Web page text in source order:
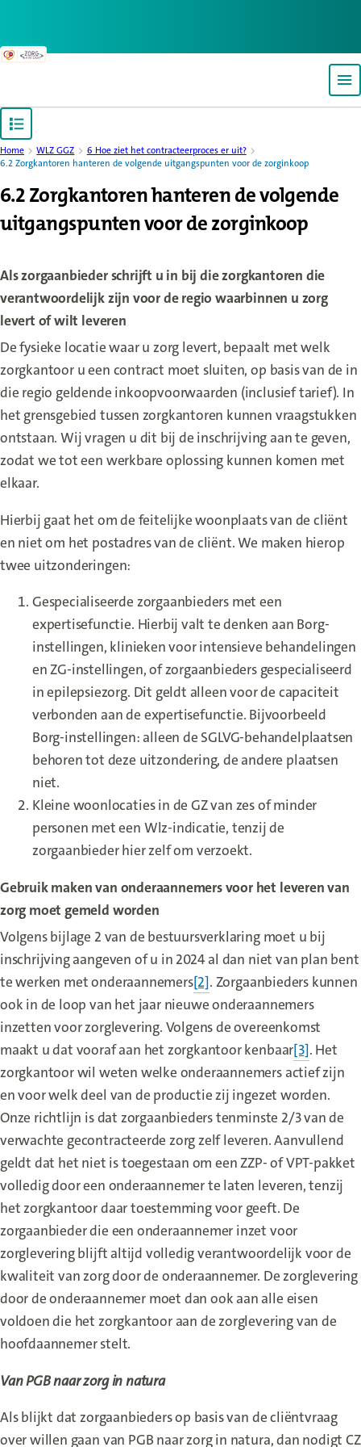
Home WLZ GGZ
6 Hoe ziet het contracteerproces er uit?
6.2 Zorgkantoren hanteren de volgende uitgangspunten voor de zorginkoop
6.2 Zorgkantoren hanteren de volgende
uitgangspunten voor de zorginkoop
Als zorgaanbieder schrijft u in bij die zorgkantoren die
verantwoordelijk zijn voor de regio waarbinnen u zorg
levert of wilt leveren
De fysieke locatie waar u zorg levert, bepaalt met welk
zorgkantoor u een contract moet sluiten, op basis van de in
die regio geldende inkoopvoorwaarden (inclusief tarief). In
het grensgebied tussen zorgkantoren kunnen vraagstukken
ontstaan. Wij vragen u dit bij de inschrijving aan te geven,
zodat we tot een werkbare oplossing kunnen komen met
elkaar.
Hierbij gaat het om de feitelijke woonplaats van de cliënt
en niet om het postadres van de cliënt. We maken hierop
twee uitzonderingen:
Gespecialiseerde zorgaanbieders met een
expertisefunctie. Hierbij valt te denken aan Borg-
instellingen, klinieken voor intensieve behandelingen
en ZG-instellingen, of zorgaanbieders gespecialiseerd
in epilepsiezorg. Dit geldt alleen voor de capaciteit
verbonden aan de expertisefunctie. Bijvoorbeeld
Borg-instellingen: alleen de SGLVG-behandelplaatsen
behoren tot deze uitzondering, de andere plaatsen
niet.
Kleine woonlocaties in de GZ van zes of minder
personen met een Wlz-indicatie, tenzij de
zorgaanbieder hier zelf om verzoekt.
Gebruik maken van onderaannemers voor het leveren van
zorg moet gemeld worden
Volgens bijlage 2 van de bestuursverklaring moet u bij
inschrijving aangeven of u in 2024 al dan niet van plan bent
te werken met onderaannemers[2]. Zorgaanbieders kunnen
ook in de loop van het jaar nieuwe onderaannemers
inzetten voor zorglevering. Volgens de overeenkomst
maakt u dat vooraf aan het zorgkantoor kenbaar[3]. Het
zorgkantoor wil weten welke onderaannemers actief zijn
en voor welk deel van de productie zij ingezet worden.
Onze richtlijn is dat zorgaanbieders tenminste 2/3 van de
verwachte gecontracteerde zorg zelf leveren. Aanvullend
geldt dat het niet is toegestaan om een ZZP- of VPT-pakket
volledig door een onderaannemer te laten leveren, tenzij
het zorgkantoor daar toestemming voor geeft. De
zorgaanbieder die een onderaannemer inzet voor
zorglevering blijft altijd volledig verantwoordelijk voor de
kwaliteit van zorg door de onderaannemer. De zorglevering
door de onderaannemer moet dan ook aan alle eisen
voldoen die het zorgkantoor aan de zorglevering van de
hoofdaannemer stelt.
Van PGB naar zorg in natura
Als blijkt dat zorgaanbieders op basis van de cliëntvraag
over willen gaan van PGB naar zorg in natura, dan nodigt CZ
Open content navigation